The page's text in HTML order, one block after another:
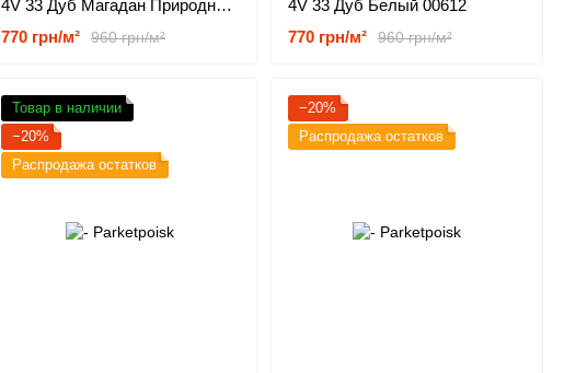
4V 33 Дуб Магадан Природный
960 грн/м²
770 грн/м²
4V 33 Дуб Белый 00612
960 грн/м²
770 грн/м²
Товар в наличии
−20%
Распродажа остатков
−20%
Распродажа остатков